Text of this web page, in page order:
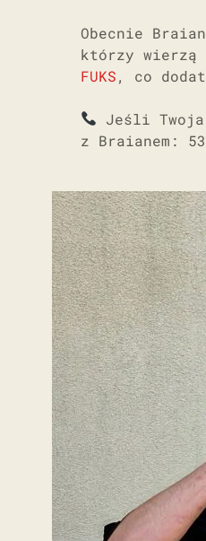
Obecnie
którzy
FUKS, co
Jeśli
z Braianem: